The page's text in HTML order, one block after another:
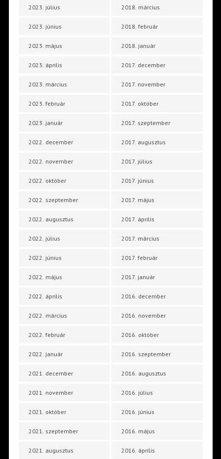
2023. július
2023. június
2023. május
2023. április
2023. március
2023. február
2023. január
2022. december
2022. november
2022. október
2022. szeptember
2022. augusztus
2022. július
2022. június
2022. május
2022. április
2022. március
2022. február
2022. január
2021. december
2021. november
2021. október
2021. szeptember
2021. augusztus
2018. március
2018. február
2018. január
2017. december
2017. november
2017. október
2017. szeptember
2017. augusztus
2017. július
2017. június
2017. május
2017. április
2017. március
2017. február
2017. január
2016. december
2016. november
2016. október
2016. szeptember
2016. augusztus
2016. július
2016. június
2016. május
2016. április